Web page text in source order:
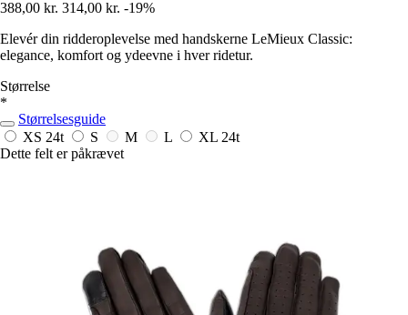
388,00 kr. 314,00 kr. -19%
Elevér din ridderoplevelse med handskerne LeMieux Classic:
elegance, komfort og ydeevne i hver ridetur.
Størrelse
*
Størrelsesguide
XS 24t S M L XL 24t
Dette felt er påkrævet